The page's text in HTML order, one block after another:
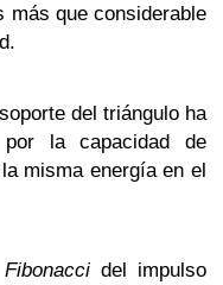
más que considerable
del triángulo ha
la capacidad de
misma energía en el
Fibonacci del impulso